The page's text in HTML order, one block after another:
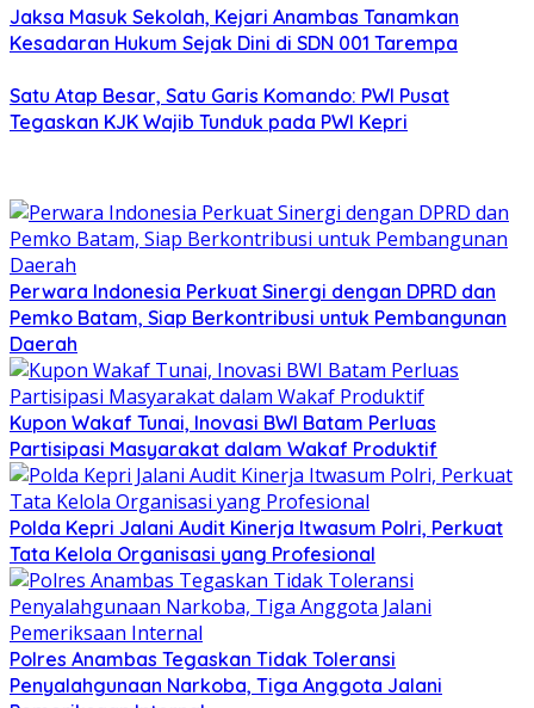
Jaksa Masuk Sekolah, Kejari Anambas Tanamkan
Kesadaran Hukum Sejak Dini di SDN 001 Tarempa
Satu Atap Besar, Satu Garis Komando: PWI Pusat
Tegaskan KJK Wajib Tunduk pada PWI Kepri
Perwara Indonesia Perkuat Sinergi dengan DPRD dan
Pemko Batam, Siap Berkontribusi untuk Pembangunan
Daerah
Kupon Wakaf Tunai, Inovasi BWI Batam Perluas
Partisipasi Masyarakat dalam Wakaf Produktif
Polda Kepri Jalani Audit Kinerja Itwasum Polri, Perkuat
Tata Kelola Organisasi yang Profesional
Polres Anambas Tegaskan Tidak Toleransi
Penyalahgunaan Narkoba, Tiga Anggota Jalani